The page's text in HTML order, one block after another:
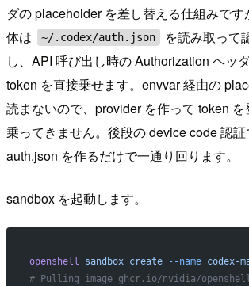
ダの placeholder を差し替える仕組みで
体は
~/.codex/auth.json
を読み取って
し、API 呼び出し時の Authorization ヘッ
token を直接乗せます。envvar 経由の
読まないので、provider を作って token
乗ってきません。後段の device code 認
auth.json を作るだけで一通り回ります。
sandbox を起動します。
openshell sandbox create --name codex-
# Pulling image ghcr.io/nvidia/